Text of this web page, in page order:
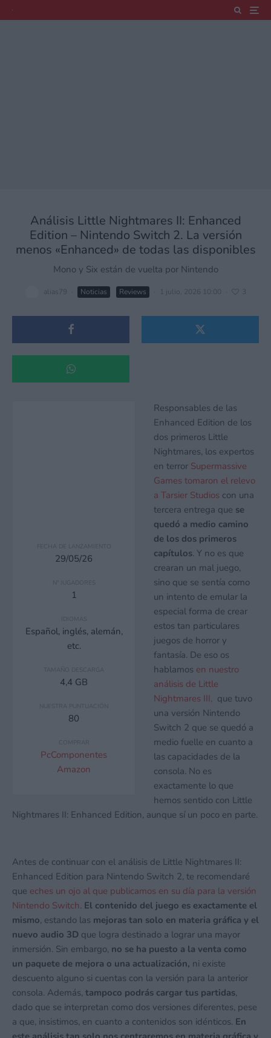
Análisis Little Nightmares II: Enhanced
Edition – Nintendo Switch 2. La versión
menos «Enhanced» de todas las disponibles
Mono y Six están de vuelta por Nintendo
alias79 Noticias Reviews 1 julio, 2026 10:00 3
FECHA DE LANZAMIENTO
29/05/26
1
IDIOMAS
Español, inglés, alemán,
etc.
TAMAÑO DESCARGA
4,4 GB
80
COMPRAR
PcComponentes
Amazon
Responsables de las
Enhanced Edition de los
dos primeros Little
Nightmares, los expertos
en terror Supermassive
Games tomaron el relevo
a Tarsier Studios con una
tercera entrega que se
quedó a medio camino
de los dos primeros
capítulos. Y no es que
crearan un mal juego,
sino que se sentía como
un intento de emular la
especial forma de crear
estos tan particulares
juegos de horror y
fantasía. De eso os
hablamos en nuestro
análisis de Little
Nightmares III, que tuvo
una versión Nintendo
Switch 2 que se quedó a
medio fuelle en cuanto a
las capacidades de la
consola. No es
exactamente lo que
hemos sentido con Little
Nightmares II: Enhanced Edition, aunque sí un poco en parte.
Antes de continuar con el análisis de Little Nightmares II:
Enhanced Edition para Nintendo Switch 2, te recomendaré
que eches un ojo al que publicamos en su día para la versión
Nintendo Switch. El contenido del juego es exactamente el
mismo, estando las mejoras tan solo en materia gráfica y el
nuevo audio 3D que logra destinado a lograr una mayor
inmersión. Sin embargo, no se ha puesto a la venta como
un paquete de mejora o una actualización, ni existe
descuento alguno si cuentas con la versión para la anterior
consola. Además, tampoco podrás cargar tus partidas,
dado que se interpretan como dos versiones diferentes, pese
a que, insistimos, en cuanto a contenidos son idénticos. En